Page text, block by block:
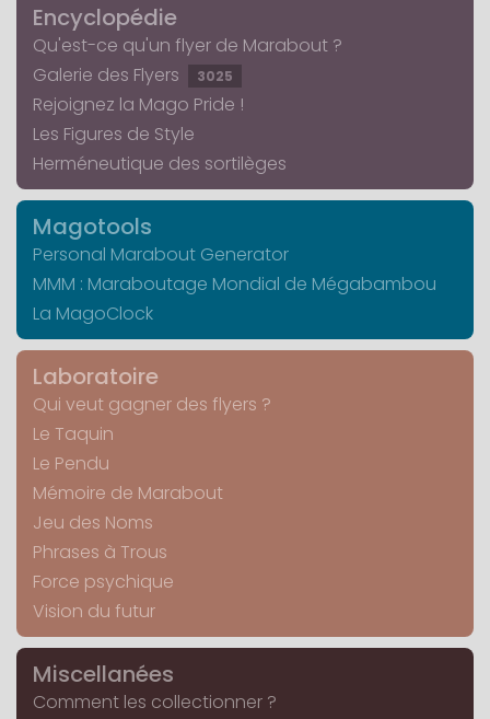
Encyclopédie
Qu'est-ce qu'un flyer de Marabout ?
Galerie des Flyers
3025
Rejoignez la Mago Pride !
Les Figures de Style
Herméneutique des sortilèges
Magotools
Personal Marabout Generator
MMM : Maraboutage Mondial de Mégabambou
La MagoClock
Laboratoire
Qui veut gagner des flyers ?
Le Taquin
Le Pendu
Mémoire de Marabout
Jeu des Noms
Phrases à Trous
Force psychique
Vision du futur
Miscellanées
Comment les collectionner ?